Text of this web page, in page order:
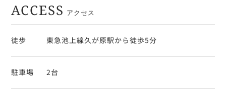
ACCESS アクセス
徒歩 東急池上線久が原駅から徒歩5分
駐車場 2台